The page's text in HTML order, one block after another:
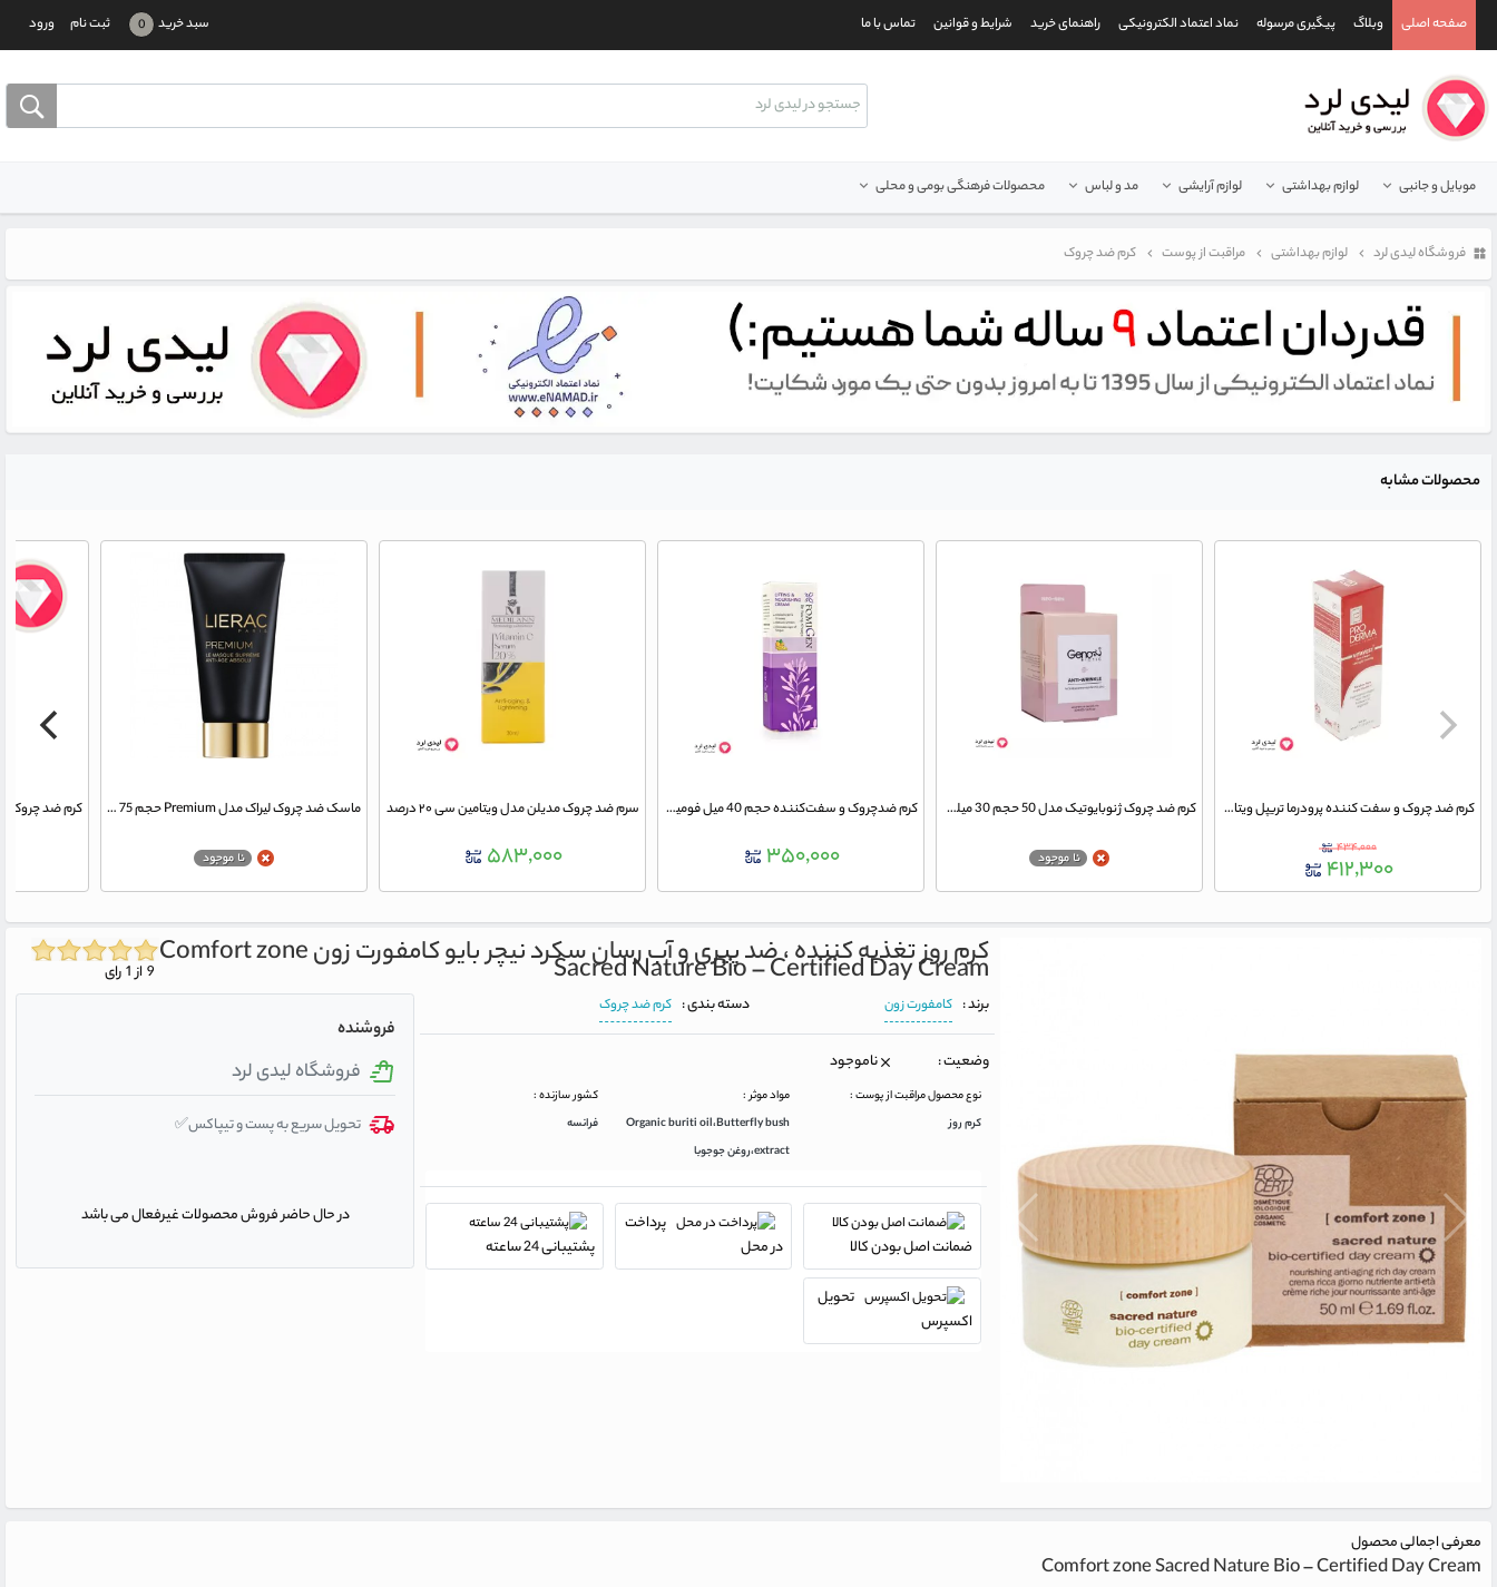
ورود ثبت نام سبد خرید 0 صفحه اصلی وبلاگ پیگیری مرسوله نماد اعتماد الکترونیکی راهنمای خرید شرایط و قوانین تماس با ما
موبایل و جانبی لوازم بهداشتی لوازم آرایشی مد و لباس محصولات فرهنگی بومی و محلی
فروشگاه لیدی لرد لوازم بهداشتی مراقبت از پوست کرم ضد چروک
محصولات مشابه
کرم ضد چروک و سفت کننده پرودرما تریپل ویتامین سی مدل Lifiting & Firming
۴۳۴,۰۰۰
۴۱۲,۳۰۰
کرم ضد چروک ژنوبایوتیک مدل 50 حجم 30 میلی لیتر کرم ضد‌چروک و سفت‌کننده حجم 40 میل فومیژن
۳۵۰,۰۰۰
سرم ضد چروک مدیلن مدل ویتامین سی ۲۰ درصد
۵۸۳,۰۰۰
ماسک ضد چروک ليراک مدل Premium حجم 75 ميلي ليتر
کرم روز تغذیه کننده ، ضد پیری و آب رسان سکرد نیچر بایو کامفورت زونComfort zone Sacred Nature Bio – Certified Day Cream
برند : کامفورت زون دسته بندی : کرم ضد چروک
وضعیت : ناموجود
نوع محصول مراقبت از پوست :
کرم روز
مواد موثر :
Organic buriti oil،Butterfly bush
extract،روغن جوجوبا
کشور سازنده :
فرانسه
ضمانت اصل بودن کالا
پرداخت
در محل
پشتیبانی 24 ساعته
تحویل
اکسپرس
فروشنده
فروشگاه لیدی لرد
تحویل سریع به پست و تیپاکس✅
در حال حاضر فروش محصولات غیرفعال می باشد
معرفی اجمالی محصول
Comfort zone Sacred Nature Bio – Certified Day Cream